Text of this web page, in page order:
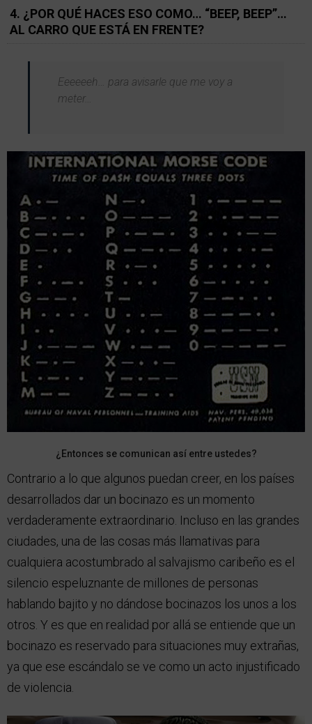
4. ¿POR QUÉ HACES ESO COMO… “BEEP, BEEP”…
AL CARRO QUE ESTÁ EN FRENTE?
Eeeeeeh… para avisarle que me voy a
meter…
¿Entonces se comunican así entre ustedes?
Contrario a lo que algunos puedan creer, en los países
desarrollados dar un bocinazo es un momento
verdaderamente extraordinario. Incluso en las grandes
ciudades, una de las cosas más llamativas para
cualquiera acostumbrado al salvajismo caribeño es el
silencio espeluznante de millones de personas
hablando bajito y no dándose bocinazos los unos a los
otros. Y es que en realidad por allá se entiende que un
bocinazo es reservado para situaciones muy extrañas,
ya que ese escándalo se ve como un acto injustificado
de violencia.